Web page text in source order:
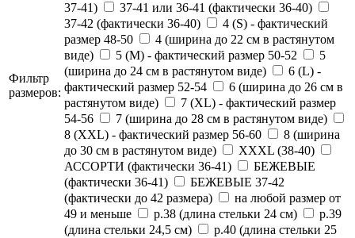
Фильтр
размеров:
37-41)
37-41 или 36-41 (фактически 36-40)
37-42 (фактически 36-40)
4 (S) - фактический
размер 48-50
4 (ширина до 22 см в растянутом
виде)
5 (M) - фактический размер 50-52
5
(ширина до 24 см в растянутом виде)
6 (L) -
фактический размер 52-54
6 (ширина до 26 см в
растянутом виде)
7 (XL) - фактический размер
54-56
7 (ширина до 28 см в растянутом виде)
8 (XXL) - фактический размер 56-60
8 (ширина
до 30 см в растянутом виде)
XXXL (38-40)
АССОРТИ (фактически 36-41)
БЕЖЕВЫЕ
(фактически 36-41)
БЕЖЕВЫЕ 37-42
(фактически до 42 размера)
на любой размер от
49 и меньше
р.38 (длина стельки 24 см)
р.39
(длина стельки 24,5 см)
р.40 (длина стельки 25